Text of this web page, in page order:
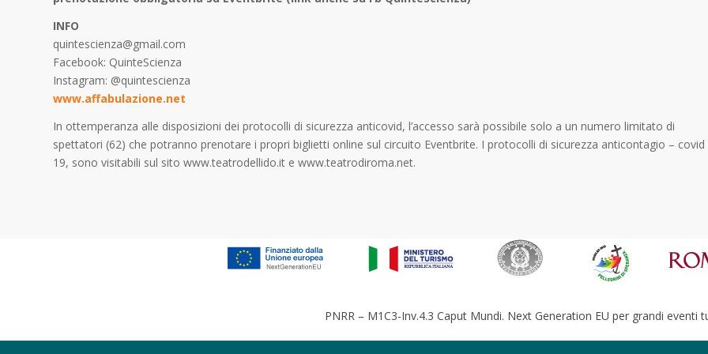
INFO
quintescienza@gmail.com
Facebook: QuinteScienza
Instagram: @quintescienza
www.affabulazione.net
In ottemperanza alle disposizioni dei protocolli di sicurezza anticovid, l’accesso sarà possibile solo a un numero limitato di
spettatori (62) che potranno prenotare i propri biglietti online sul circuito Eventbrite. I protocolli di sicurezza anticontagio – covid
19, sono visitabili sul sito www.teatrodellido.it e www.teatrodiroma.net.
PNRR – M1C3-Inv.4.3 Caput Mundi. Next Generation EU per grandi eventi